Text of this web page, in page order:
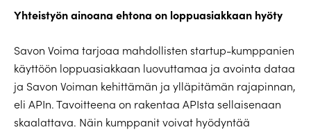
Yhteistyön ainoana ehtona on loppuasiakkaan hyöty
Savon Voima tarjoaa mahdollisten startup-kumppanien
käyttöön loppuasiakkaan luovuttamaa ja avointa dataa
ja Savon Voiman kehittämän ja ylläpitämän rajapinnan,
eli APIn. Tavoitteena on rakentaa APIsta sellaisenaan
skaalattava. Näin kumppanit voivat hyödyntää